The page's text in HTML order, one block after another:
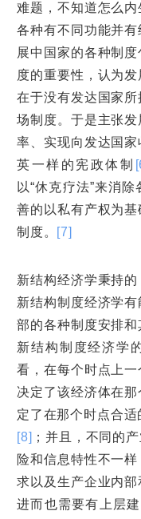
难题，不知道怎么
各种有不同功能并
展中国家的各种制
度的重要性，认为
在于没有发达国家
场制度。于是主张
率、实现向发达国
英一样的宪政体制
以“休克疗法”来消
善的以私有产权为
制度。 [7]
新结构经济学秉持的
新结构制度经济学
部的各种制度安排
新结构制度经济学
看，在每个时点上
决定了该经济体在
定了在那个时点合
[8] ；并且，不同的
险和信息特性不一
求以及生产企业内部
进而也需要有上层